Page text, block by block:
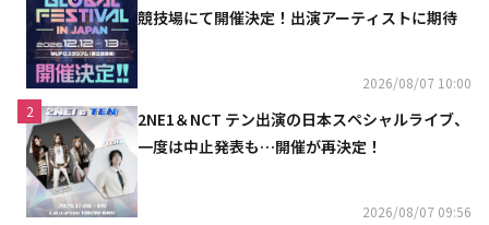
競技場にて開催決定！出演アーティストに期待
2026/08/07 10:00
2
2NE1＆NCT テン出演の日本スペシャルライブ、
一度は中止発表も…開催が再決定！
2026/08/07 09:56